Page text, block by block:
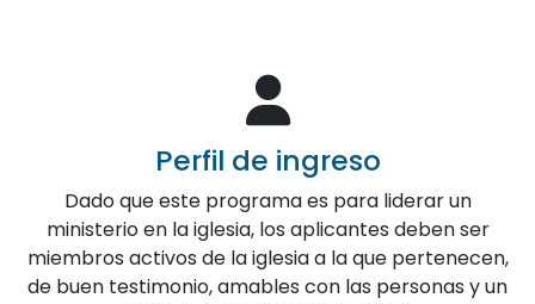
Perfil de ingreso
Dado que este programa es para liderar un
ministerio en la iglesia, los aplicantes deben ser
miembros activos de la iglesia a la que pertenecen,
de buen testimonio, amables con las personas y un